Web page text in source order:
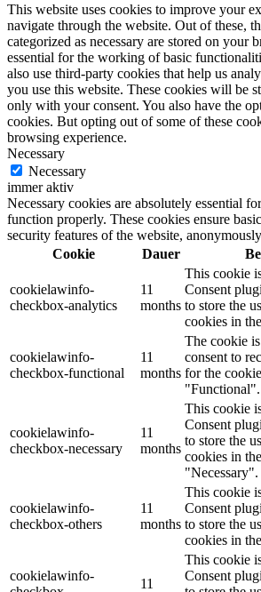
This website uses cookies to improve your
navigate through the website. Out of these,
categorized as necessary are stored on your
essential for the working of basic
also use third-party cookies that help us
you use this website. These cookies will be
only with your consent. You also have the
cookies. But opting out of some of these
browsing experience.
Necessary
Necessary
immer aktiv
Necessary cookies are absolutely essential
function properly. These cookies ensure
security features of the website,
Cookie
Dauer
cookielawinfo-
checkbox-analytics
11
months
This cookie
Consent
to store the
cookies in
cookielawinfo-
checkbox-functional
11
months
The cookie
consent to
for the
"Functional".
cookielawinfo-
checkbox-necessary
11
months
This cookie
Consent
to store the
cookies in
"Necessary".
cookielawinfo-
checkbox-others
11
months
This cookie
Consent
to store the
cookies in
cookielawinfo-
11
This cookie
Consent